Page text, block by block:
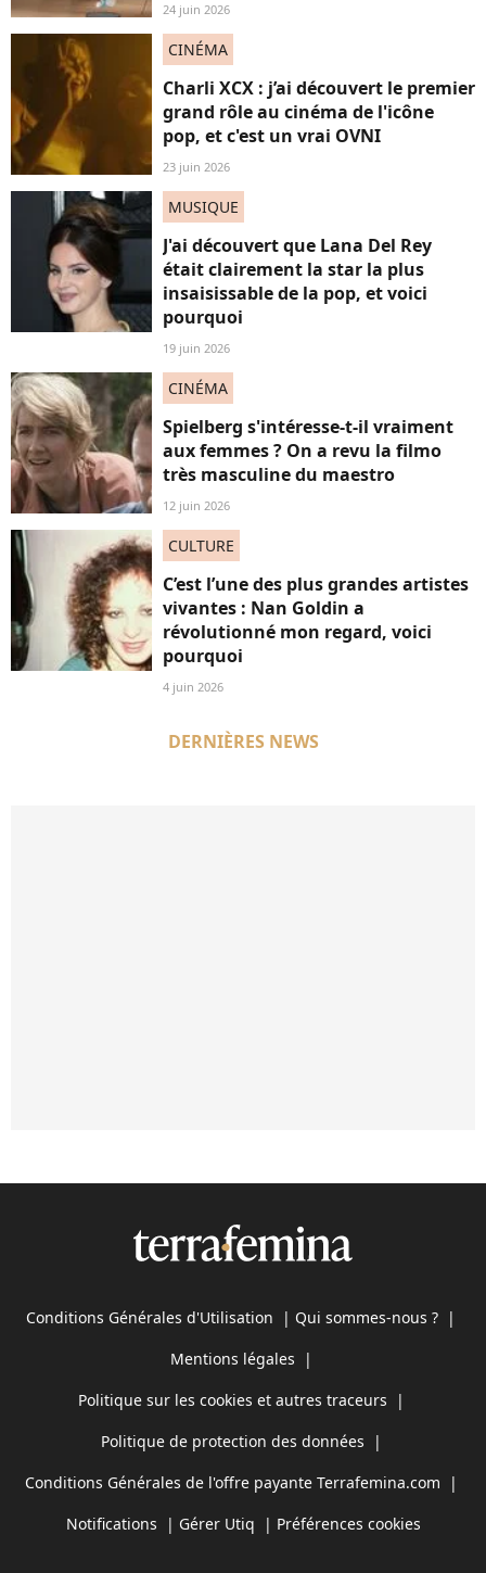
24 juin 2026
CINÉMA
Charli XCX : j’ai découvert le premier
grand rôle au cinéma de l'icône
pop, et c'est un vrai OVNI
23 juin 2026
MUSIQUE
J'ai découvert que Lana Del Rey
était clairement la star la plus
insaisissable de la pop, et voici
pourquoi
19 juin 2026
CINÉMA
Spielberg s'intéresse-t-il vraiment
aux femmes ? On a revu la filmo
très masculine du maestro
12 juin 2026
CULTURE
C’est l’une des plus grandes artistes
vivantes : Nan Goldin a
révolutionné mon regard, voici
pourquoi
4 juin 2026
DERNIÈRES NEWS
Conditions Générales d'Utilisation | Qui sommes-nous ? |
Mentions légales |
Politique sur les cookies et autres traceurs |
Politique de protection des données |
Conditions Générales de l'offre payante Terrafemina.com |
Notifications | Gérer Utiq | Préférences cookies